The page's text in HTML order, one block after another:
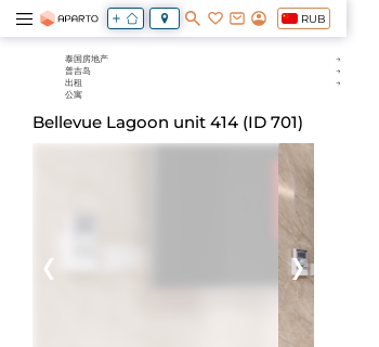
RUB
泰国房地产
普吉岛
出租
公寓
Bellevue Lagoon unit 414 (ID 701)